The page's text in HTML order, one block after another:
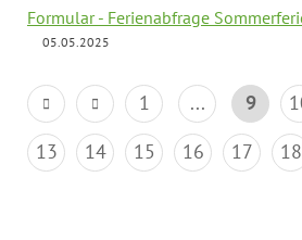
Formular - Ferienabfrage
05.05.2025
1 ... 9
13
14 15 16 17 18